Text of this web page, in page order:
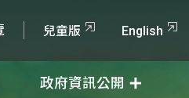
兒童版 English
政府資訊公開